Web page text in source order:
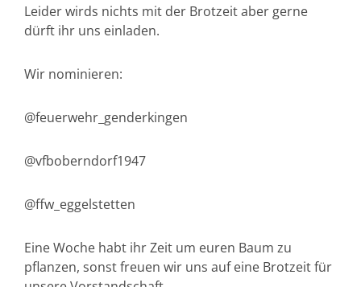
Leider wirds nichts mit der Brotzeit aber gerne
dürft ihr uns einladen.
Wir nominieren:
@feuerwehr_genderkingen
@vfboberndorf1947
@ffw_eggelstetten
Eine Woche habt ihr Zeit um euren Baum zu
pflanzen, sonst freuen wir uns auf eine Brotzeit für